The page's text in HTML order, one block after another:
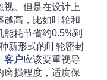
视。但是在设计上
越高，比如叶轮和
耗节省约0.5%到
新形式的叶轮密封
客户应该要重视导
磨损程度，适度保